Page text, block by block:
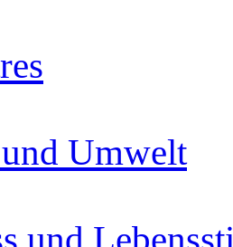
Umwelt